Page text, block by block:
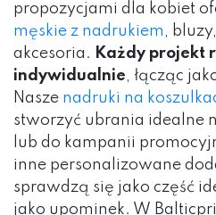
propozycjami dla kobiet
męskie z nadrukiem ,
akcesoria. Każdy projekt
indywidualnie, łącząc
Nasze nadruki na
stworzyć ubrania idealne
lub do kampanii
inne personalizowane
sprawdzą się jako część
jako upominek. W